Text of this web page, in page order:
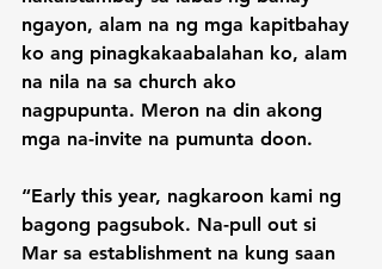
ngayon, alam na ng mga kapitbahay
ko ang pinagkakaabalahan ko, alam
na nila na sa church ako
nagpupunta. Meron na din akong
mga na-invite na pumunta doon.
“Early this year, nagkaroon kami ng
bagong pagsubok. Na-pull out si
Mar sa establishment na kung saan